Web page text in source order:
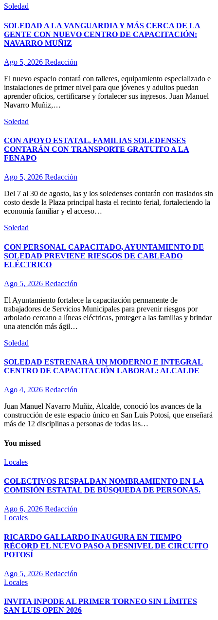
Soledad
SOLEDAD A LA VANGUARDIA Y MÁS CERCA DE LA
GENTE CON NUEVO CENTRO DE CAPACITACIÓN:
NAVARRO MUÑIZ
Ago 5, 2026 Redacción
El nuevo espacio contará con talleres, equipamiento especializado e
instalaciones de primer nivel para que jóvenes y adultos puedan
aprender oficios, certificarse y fortalecer sus ingresos. Juan Manuel
Navarro Muñiz,…
Soledad
CON APOYO ESTATAL, FAMILIAS SOLEDENSES
CONTARÁN CON TRANSPORTE GRATUITO A LA
FENAPO
Ago 5, 2026 Redacción
Del 7 al 30 de agosto, las y los soledenses contarán con traslados sin
costo desde la Plaza principal hasta el recinto ferial, fortaleciendo la
economía familiar y el acceso…
Soledad
CON PERSONAL CAPACITADO, AYUNTAMIENTO DE
SOLEDAD PREVIENE RIESGOS DE CABLEADO
ELÉCTRICO
Ago 5, 2026 Redacción
El Ayuntamiento fortalece la capacitación permanente de
trabajadores de Servicios Municipales para prevenir riesgos por
arbolado cercano a líneas eléctricas, proteger a las familias y brindar
una atención más ágil…
Soledad
SOLEDAD ESTRENARÁ UN MODERNO E INTEGRAL
CENTRO DE CAPACITACIÓN LABORAL: ALCALDE
Ago 4, 2026 Redacción
Juan Manuel Navarro Muñiz, Alcalde, conoció los avances de la
construcción de este espacio único en San Luis Potosí, que enseñará
más de 12 disciplinas a personas de todas las…
You missed
Locales
COLECTIVOS RESPALDAN NOMBRAMIENTO EN LA
COMISIÓN ESTATAL DE BÚSQUEDA DE PERSONAS.
Ago 6, 2026 Redacción
Locales
RICARDO GALLARDO INAUGURA EN TIEMPO
RÉCORD EL NUEVO PASO A DESNIVEL DE CIRCUITO
POTOSÍ
Ago 5, 2026 Redacción
Locales
INVITA INPODE AL PRIMER TORNEO SIN LÍMITES
SAN LUIS OPEN 2026